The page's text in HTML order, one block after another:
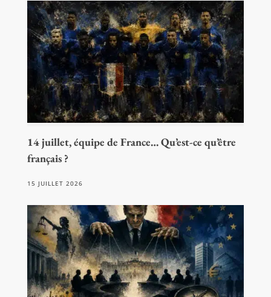
14 juillet, équipe de France… Qu’est-ce qu’être
français ?
15 JUILLET 2026